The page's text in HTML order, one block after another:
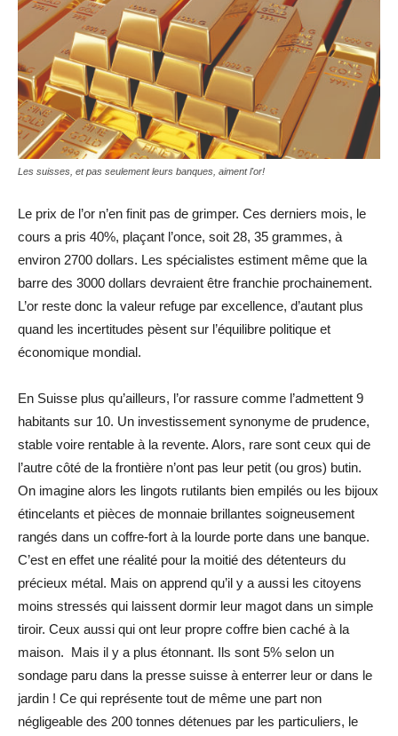
Les suisses, et pas seulement leurs banques, aiment l'or!
Le prix de l’or n’en finit pas de grimper. Ces derniers mois, le
cours a pris 40%, plaçant l’once, soit 28, 35 grammes, à
environ 2700 dollars. Les spécialistes estiment même que la
barre des 3000 dollars devraient être franchie prochainement.
L’or reste donc la valeur refuge par excellence, d’autant plus
quand les incertitudes pèsent sur l’équilibre politique et
économique mondial.
En Suisse plus qu’ailleurs, l’or rassure comme l’admettent 9
habitants sur 10. Un investissement synonyme de prudence,
stable voire rentable à la revente. Alors, rare sont ceux qui de
l’autre côté de la frontière n’ont pas leur petit (ou gros) butin.
On imagine alors les lingots rutilants bien empilés ou les bijoux
étincelants et pièces de monnaie brillantes soigneusement
rangés dans un coffre-fort à la lourde porte dans une banque.
C’est en effet une réalité pour la moitié des détenteurs du
précieux métal. Mais on apprend qu’il y a aussi les citoyens
moins stressés qui laissent dormir leur magot dans un simple
tiroir. Ceux aussi qui ont leur propre coffre bien caché à la
maison. Mais il y a plus étonnant. Ils sont 5% selon un
sondage paru dans la presse suisse à enterrer leur or dans le
jardin ! Ce qui représente tout de même une part non
négligeable des 200 tonnes détenues par les particuliers, le